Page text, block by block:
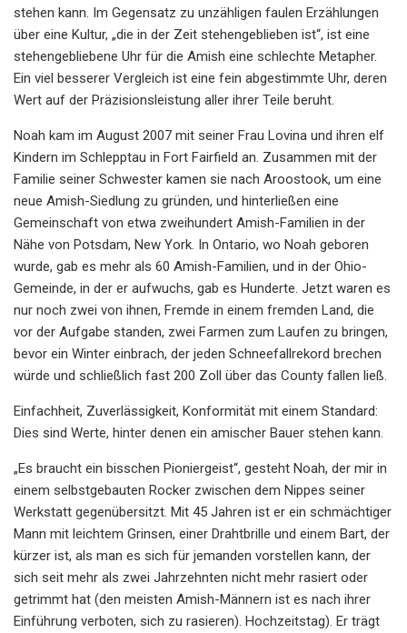
stehen kann. Im Gegensatz zu unzähligen faulen Erzählungen
über eine Kultur, „die in der Zeit stehengeblieben ist“, ist eine
stehengebliebene Uhr für die Amish eine schlechte Metapher.
Ein viel besserer Vergleich ist eine fein abgestimmte Uhr, deren
Wert auf der Präzisionsleistung aller ihrer Teile beruht.
Noah kam im August 2007 mit seiner Frau Lovina und ihren elf
Kindern im Schlepptau in Fort Fairfield an. Zusammen mit der
Familie seiner Schwester kamen sie nach Aroostook, um eine
neue Amish-Siedlung zu gründen, und hinterließen eine
Gemeinschaft von etwa zweihundert Amish-Familien in der
Nähe von Potsdam, New York. In Ontario, wo Noah geboren
wurde, gab es mehr als 60 Amish-Familien, und in der Ohio-
Gemeinde, in der er aufwuchs, gab es Hunderte. Jetzt waren es
nur noch zwei von ihnen, Fremde in einem fremden Land, die
vor der Aufgabe standen, zwei Farmen zum Laufen zu bringen,
bevor ein Winter einbrach, der jeden Schneefallrekord brechen
würde und schließlich fast 200 Zoll über das County fallen ließ.
Einfachheit, Zuverlässigkeit, Konformität mit einem Standard:
Dies sind Werte, hinter denen ein amischer Bauer stehen kann.
„Es braucht ein bisschen Pioniergeist“, gesteht Noah, der mir in
einem selbstgebauten Rocker zwischen dem Nippes seiner
Werkstatt gegenübersitzt. Mit 45 Jahren ist er ein schmächtiger
Mann mit leichtem Grinsen, einer Drahtbrille und einem Bart, der
kürzer ist, als man es sich für jemanden vorstellen kann, der
sich seit mehr als zwei Jahrzehnten nicht mehr rasiert oder
getrimmt hat (den meisten Amish-Männern ist es nach ihrer
Einführung verboten, sich zu rasieren). Hochzeitstag). Er trägt